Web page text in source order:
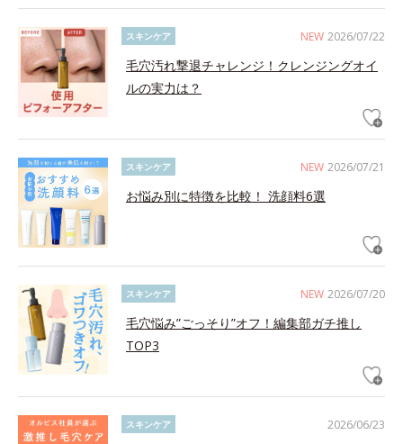
NEW 2026/07/22
スキンケア
毛穴汚れ撃退チャレンジ！クレンジングオイ
ルの実力は？
NEW 2026/07/21
スキンケア
お悩み別に特徴を比較！ 洗顔料6選
NEW 2026/07/20
スキンケア
毛穴悩み”ごっそり”オフ！編集部ガチ推し
TOP3
2026/06/23
スキンケア